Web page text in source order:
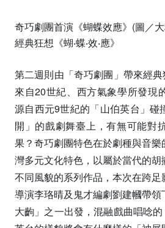
奇巧劇團首演《蝴蝶效應》(圖／
經典狂想《蝴‧蝶‧效‧應》
第二週則由「奇巧劇團」帶來經典
來自20世紀、西方氣象學所發現
源自西元9世紀的「山伯英台」碰
開」的戲劇舞臺上，有無可能對
果？奇巧劇團特色在於劇種與音
灣多元文化特色，以屬於當代的
不同風貌的系列作品，本次在跨
導演李珞晴及鬼才編劇劉建幗帶
大齣」之一出發，混融戲曲唱唸的